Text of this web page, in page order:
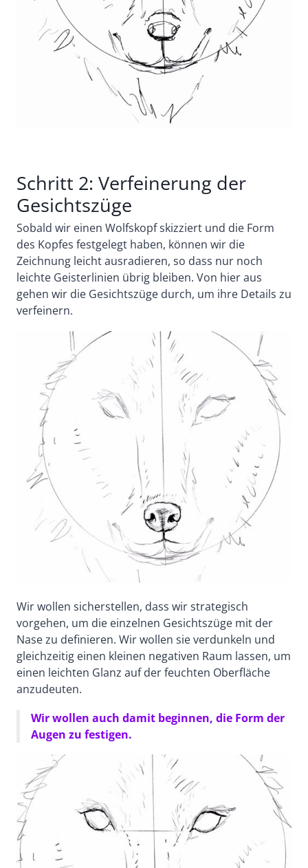
Schritt 2: Verfeinerung der
Gesichtszüge
Sobald wir einen Wolfskopf skizziert und die Form
des Kopfes festgelegt haben, können wir die
Zeichnung leicht ausradieren, so dass nur noch
leichte Geisterlinien übrig bleiben. Von hier aus
gehen wir die Gesichtszüge durch, um ihre Details zu
verfeinern.
Wir wollen sicherstellen, dass wir strategisch
vorgehen, um die einzelnen Gesichtszüge mit der
Nase zu definieren. Wir wollen sie verdunkeln und
gleichzeitig einen kleinen negativen Raum lassen, um
einen leichten Glanz auf der feuchten Oberfläche
anzudeuten.
Wir wollen auch damit beginnen, die Form der
Augen zu festigen.